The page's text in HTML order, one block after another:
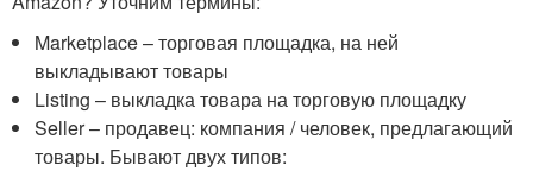
Marketplace – торговая площадка, на ней
выкладывают товары
Listing – выкладка товара на торговую площадку
Seller – продавец: компания / человек, предлагающий
товары. Бывают двух типов: